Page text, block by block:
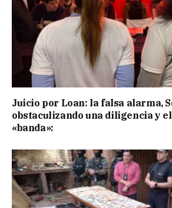
Juicio por Loan: la falsa alarma,
obstaculizando una diligencia y
«banda»: